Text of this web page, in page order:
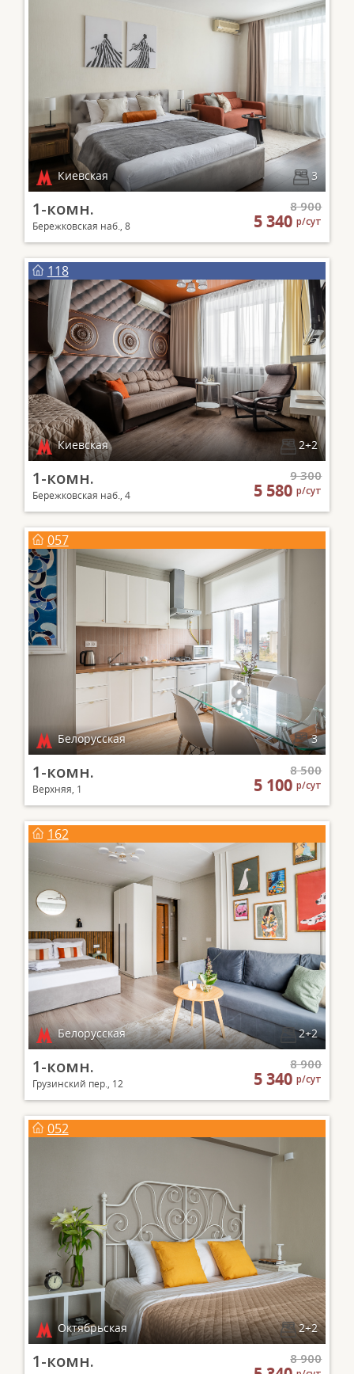
Киевская 3
1-комн.
Бережковская наб., 8
8 900
5 340р/сут
118
Киевская 2+2
1-комн.
Бережковская наб., 4
9 300
5 580р/сут
057
Белорусская 3
1-комн.
Верхняя, 1
8 500
5 100р/сут
162
Белорусская 2+2
1-комн.
Грузинский пер., 12
8 900
5 340р/сут
052
Октябрьская 2+2
1-комн. 8 900